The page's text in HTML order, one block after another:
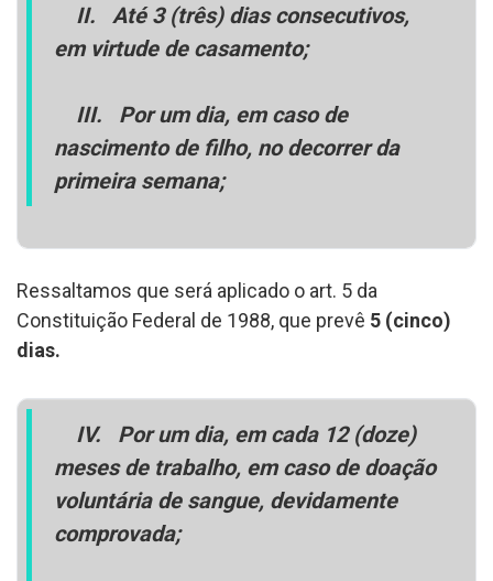
II. Até 3 (três) dias consecutivos,
em virtude de casamento;
III. Por um dia, em caso de
nascimento de filho, no decorrer da
primeira semana;
Ressaltamos que será aplicado o art. 5 da
Constituição Federal de 1988, que prevê 5 (cinco)
dias.
IV. Por um dia, em cada 12 (doze)
meses de trabalho, em caso de doação
voluntária de sangue, devidamente
comprovada;